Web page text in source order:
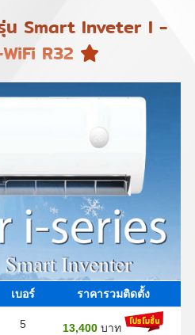
น Smart Inveter I -
R32
เบอร์ ราคารวมติดตั้ง
5 13,400 บาท